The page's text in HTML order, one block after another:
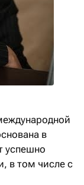
в
успешно
в том числе с